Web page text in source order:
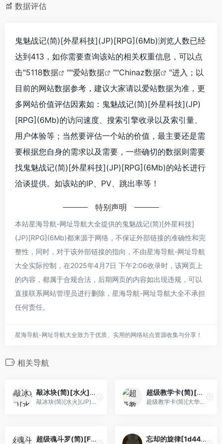
数据评估
鬼魅战记(简)[外星科技](JP)[RPG](6Mb)浏览人数已经
达到413，如你需要查询该站的相关权重信息，可以点
击"5118数据 ""爱站数据 ""Chinaz数据
"进入；以
目前的网站数据参考，建议大家请以爱站数据为准，更
多网站价值评估因素如：鬼魅战记(简)[外星科技](JP)
[RPG](6Mb)的访问速度、搜索引擎收录以及索引量、
用户体验等；当然要评估一个站的价值，最主要还是需
要根据您自身的需求以及需要，一些确切的数据则需要
找鬼魅战记(简)[外星科技](JP)[RPG](6Mb)的站长进行
洽谈提供。如该站的IP、PV、跳出率等！
特别声明
本站星海导航-网址导航大全提供的鬼魅战记(简)[外星科技]
(JP)[RPG](6Mb)都来源于网络，不保证外部链接的准确性和完
整性，同时，对于该外部链接的指向，不由星海导航-网址导航
大全实际控制，在2025年4月7日 下午2:06收录时，该网页上
的内容，都属于合规合法，后期网页的内容如出现违规，可以
直接联系网站管理员进行删除，星海导航-网址导航大全不承担
任何责任。
星海导航-网址导航大全致力于优质、实用的网络站点资源收集与分享！
相关导航
敲冰块(简)[水火](JP)[ACT](0.37Mb)
敲冰块(简)[水火](JP)[ACT](0.37Mb)
超级教学卡(简)[大华电脑](CN)[TAB](4Mb)
超级教学卡(简)[大华电脑](CN)[TAB](4Mb)
超级魂斗罗(简)[FlameCyclone](JP)[ACT](3Mb) 忘却的旋律[1d4444](v0.8机翻汉化)(简)(JP)(64Mb)